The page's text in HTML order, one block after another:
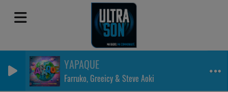
YAPAQUE
Farruko, Greeicy & Steve Aoki